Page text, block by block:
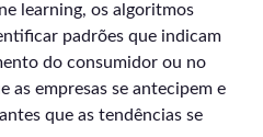
learning, os algoritmos
padrões que indicam
do consumidor ou no
as empresas se antecipem e
que as tendências se